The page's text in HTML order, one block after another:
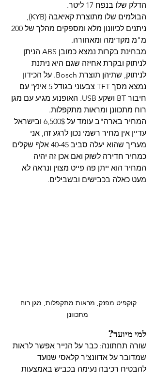
הדלק שלו בנפח 17 ליטר.
הבולמים שלו מתוצרת קאיאבה (KYB),
מ"מ מקדימה ומאחורה.
מבחינת בקרות נמצא כמובן ABS הניתן
לניתוק ובקרת אחיזה שגם היא ניתנת
לניתוק, שתיהן תוצרת Bosch. על הכידון
נמצא מסך TFT צבעוני בגודל 5 אינץ' עם
חיבור BT ושקע USB. האופנוע מגיע עם מגן
רוח מתכוונן ומראות מתקפלות.
המחיר בארה"ב עומד על 6,500$ ובישראל
עדיין אין מחיר רשמי נכון לרגע זה, אני
מעריך שהוא יעלה סביב 40-45 אלף שקלים
כמחיר חדירה לשוק ואם אכן זה יהיה
המחיר הוא ייתן פה פייט מצוין ונראה לא
מעט כאלה בכבישים ובשבילים.
קוקפיט מפנק, מראות מתקפלות, מגן רוח
מתכוונן
למי מיועד?
שורה תחתונה: כבר על הנייר אפשר לראות
שמדובר על אדוונצ'ר קלאסי שנועד
להבטיח רכיבה נעימה בכביש באמצעות